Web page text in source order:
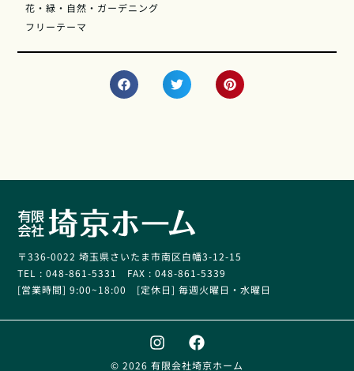
花・緑・自然・ガーデニング
フリーテーマ
〒336-0022 埼玉県さいたま市南区白幡3-12-15
TEL : 048-861-5331 FAX : 048-861-5339
[営業時間] 9:00~18:00 [定休日] 毎週火曜日・水曜日
© 2026 有限会社埼京ホーム